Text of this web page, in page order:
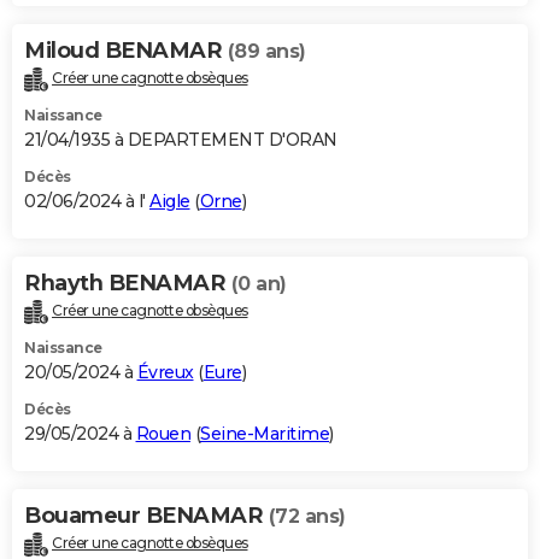
Miloud BENAMAR (89 ans)
Créer une cagnotte obsèques
Naissance
21/04/1935 à DEPARTEMENT D'ORAN
Décès
02/06/2024 à l' Aigle (Orne)
Rhayth BENAMAR (0 an)
Créer une cagnotte obsèques
Naissance
20/05/2024 à Évreux(Eure)
Décès
29/05/2024 à Rouen (Seine-Maritime)
Bouameur BENAMAR (72 ans)
Créer une cagnotte obsèques